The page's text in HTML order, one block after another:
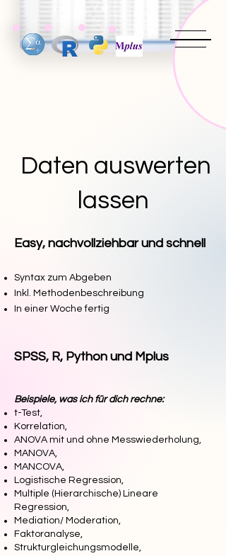
Daten auswerten
lassen
Easy, nachvollziehbar und schnell
Syntax zum Abgeben
Inkl. Methodenbeschreibung
In einer Woche fertig
SPSS, R, Python und Mplus
Beispiele, was ich für dich rechne:
t-Test,
Korrelation,
ANOVA mit und ohne Messwiederholung,
MANOVA,
MANCOVA,
Logistische Regression,
Multiple (Hierarchische) Lineare
Regression,
Mediation/ Moderation,
Faktoranalyse,
Strukturgleichungsmodelle,